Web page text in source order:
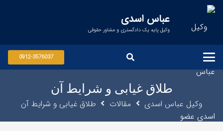
عباس اسدی
وکیل پایه یک دادگستری و مشاور حقوقی
0912-3576037
طلاق غیابی و شرایط آن
وکیل عباس اسدی مقالات طلاق غیابی و شرایط آن